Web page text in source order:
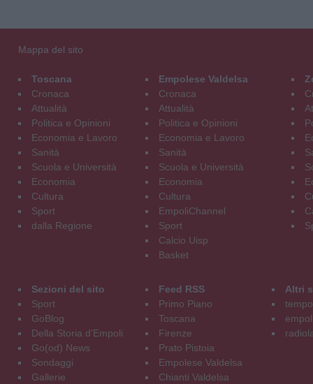
Mappa del sito
Toscana
Cronaca
Attualità
Politica e Opinioni
Economia e Lavoro
Sanità
Scuola e Università
Economia
Cultura
Sport
dalla Regione
Empolese Valdelsa
Cronaca
Attualità
Politica e Opinioni
Economia e Lavoro
Sanità
Scuola e Università
Economia
Cultura
EmpoliChannel
Sport
Calcio Uisp
Basket
Sezioni del sito
Sport
GoBlog
Della Storia d'Empoli
Go(od) News
Sondaggi
Gallerie
Feed RSS
Primo Piano
Toscana
Firenze
Prato Pistoia
Empolese Valdelsa
Chianti Valdelsa
Altri